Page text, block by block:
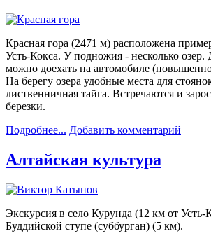
Красная гора (2471 м) расположена
Усть-Кокса. У подножия - несколько озер.
можно доехать на автомобиле
На берегу озера удобные места для
лиственничная тайга. Встречаются и
березки.
Подробнее... Добавить комментарий
Алтайская культура
Экскурсия в село Курунда (12 км от
Буддийской ступе (суббурган) (5 км).